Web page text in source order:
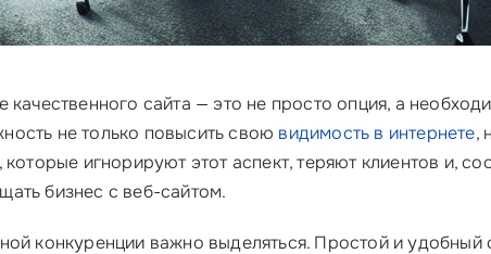
качественного сайта — это не просто опция, а
не только повысить свою видимость в интернете,
которые игнорируют этот аспект, теряют клиентов и,
бизнес с веб-сайтом.
конкуренции важно выделяться. Простой и